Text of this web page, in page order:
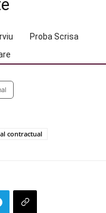
Proba Scrisa
contractual